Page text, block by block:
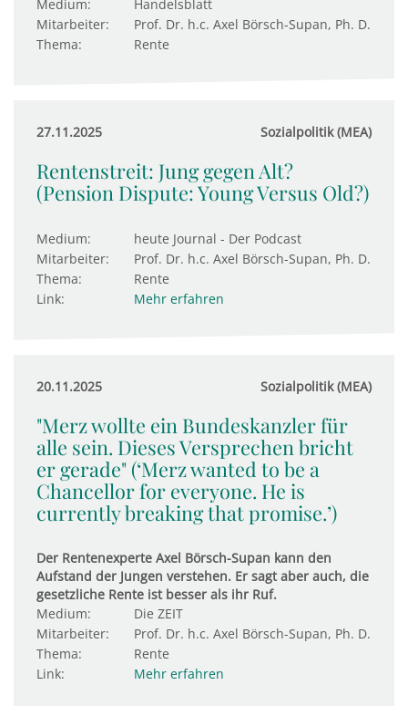
Medium:
Handelsblatt
Mitarbeiter:
Prof. Dr. h.c. Axel Börsch-Supan, Ph. D.
Thema:
Rente
27.11.2025 Sozialpolitik (MEA)
Rentenstreit: Jung gegen Alt?
(Pension Dispute: Young Versus Old?)
Medium:
heute Journal - Der Podcast
Mitarbeiter:
Prof. Dr. h.c. Axel Börsch-Supan, Ph. D.
Thema:
Rente
Link:
Mehr erfahren
20.11.2025 Sozialpolitik (MEA)
"Merz wollte ein Bundeskanzler für
alle sein. Dieses Versprechen bricht
er gerade" (‘Merz wanted to be a
Chancellor for everyone. He is
currently breaking that promise.’)
Der Rentenexperte Axel Börsch-Supan kann den
Aufstand der Jungen verstehen. Er sagt aber auch, die
gesetzliche Rente ist besser als ihr Ruf.
Medium:
Die ZEIT
Mitarbeiter:
Prof. Dr. h.c. Axel Börsch-Supan, Ph. D.
Thema:
Rente
Link:
Mehr erfahren